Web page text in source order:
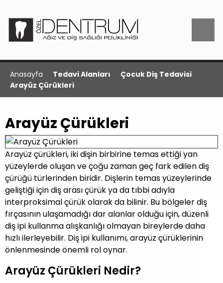
Anasayfa Tedavi Alanları
Çocuk Diş Tedavisi
Arayüz Çürükleri
Arayüz Çürükleri
Arayüz çürükleri, iki dişin birbirine temas ettiği yan
yüzeylerde oluşan ve çoğu zaman geç fark edilen diş
çürüğü türlerinden biridir. Dişlerin temas yüzeylerinde
geliştiği için diş arası çürük ya da tıbbi adıyla
interproksimal çürük olarak da bilinir. Bu bölgeler diş
fırçasının ulaşamadığı dar alanlar olduğu için, düzenli
diş ipi kullanma alışkanlığı olmayan bireylerde daha
hızlı ilerleyebilir. Diş ipi kullanımı, arayüz çürüklerinin
önlenmesinde önemli rol oynar.
Arayüz Çürükleri Nedir?